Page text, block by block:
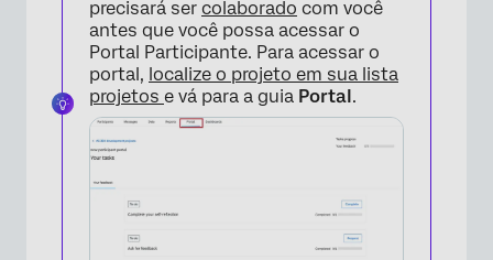
precisará ser colaborado com você
antes que você possa acessar o
Portal Participante. Para acessar o
portal, localize o projeto em sua lista
projetos e vá para a guia Portal.